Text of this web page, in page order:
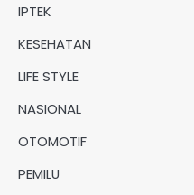
IPTEK
KESEHATAN
LIFE STYLE
NASIONAL
OTOMOTIF
PEMILU